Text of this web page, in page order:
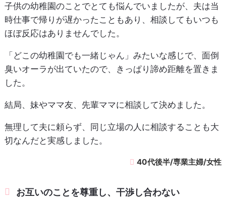
子供の幼稚園のことでとても悩んでいましたが、夫は当
時仕事で帰りが遅かったこともあり、相談してもいつも
ほぼ反応はありませんでした。
「どこの幼稚園でも一緒じゃん」みたいな感じで、面倒
臭いオーラが出ていたので、きっぱり諦め距離を置きま
した。
結局、妹やママ友、先輩ママに相談して決めました。
無理して夫に頼らず、同じ立場の人に相談することも大
切なんだと実感しました。
40代後半/専業主婦/女性
お互いのことを尊重し、干渉し合わない